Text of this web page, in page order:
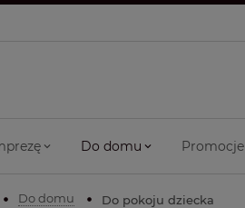
Do domu Promocje
Do domu Do pokoju dziecka